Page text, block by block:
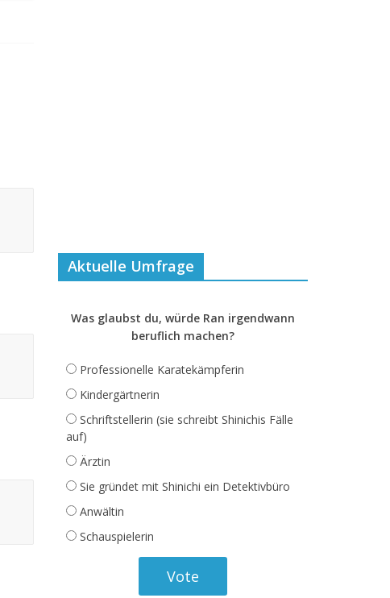
Aktuelle Umfrage
Was glaubst du, würde Ran irgendwann
beruflich machen?
Professionelle Karatekämpferin
Kindergärtnerin
Schriftstellerin (sie schreibt Shinichis Fälle
auf)
Ärztin
Sie gründet mit Shinichi ein Detektivbüro
Anwältin
Schauspielerin